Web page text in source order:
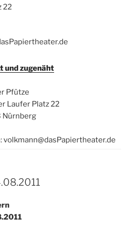
22
und zugenäht
Pfütze
Laufer Platz 22
volkmann@dasPapiertheater.de